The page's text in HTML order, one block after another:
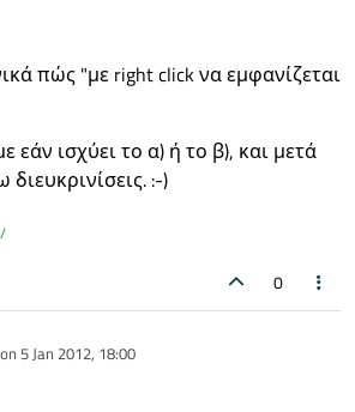
πώς "με right click να εμφανίζεται
εάν ισχύει το α) ή το β), και μετά
:-)
0
5 Jan 2012, 18:00
by